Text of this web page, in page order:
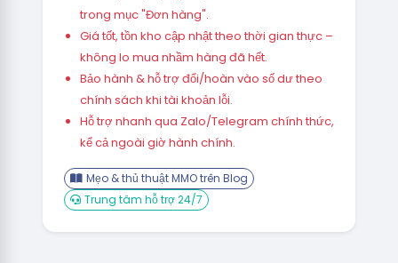
trong mục "Đơn hàng".
Giá tốt, tồn kho cập nhật theo thời gian thực –
không lo mua nhầm hàng đã hết.
Bảo hành & hỗ trợ đổi/hoàn vào số dư theo
chính sách khi tài khoản lỗi.
Hỗ trợ nhanh qua Zalo/Telegram chính thức,
kể cả ngoài giờ hành chính.
Mẹo & thủ thuật MMO trên Blog
Trung tâm hỗ trợ 24/7